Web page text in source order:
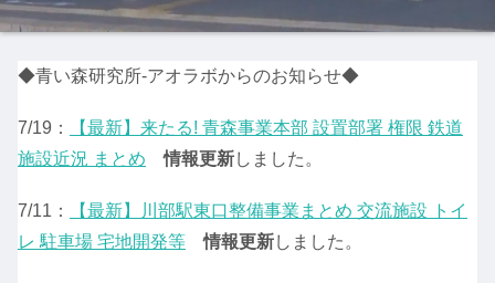
◆青い森研究所-アオラボからのお知らせ◆
7/19：
【最新】来たる! 青森事業本部 設置部署 権限 鉄道
施設近況 まとめ
情報更新しました。
7/11：
【最新】川部駅東口整備事業まとめ 交流施設 トイ
レ 駐車場 宅地開発等
情報更新しました。